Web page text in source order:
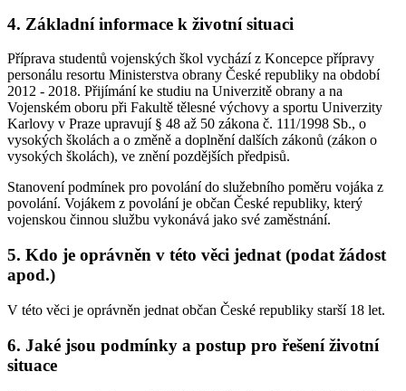
4. Základní informace k životní situaci
Příprava studentů vojenských škol vychází z Koncepce přípravy
personálu resortu Ministerstva obrany České republiky na období
2012 - 2018. Přijímání ke studiu na Univerzitě obrany a na
Vojenském oboru při Fakultě tělesné výchovy a sportu Univerzity
Karlovy v Praze upravují § 48 až 50 zákona č. 111/1998 Sb., o
vysokých školách a o změně a doplnění dalších zákonů (zákon o
vysokých školách), ve znění pozdějších předpisů.
Stanovení podmínek pro povolání do služebního poměru vojáka z
povolání. Vojákem z povolání je občan České republiky, který
vojenskou činnou službu vykonává jako své zaměstnání.
5. Kdo je oprávněn v této věci jednat (podat žádost
apod.)
V této věci je oprávněn jednat občan České republiky starší 18 let.
6. Jaké jsou podmínky a postup pro řešení životní
situace